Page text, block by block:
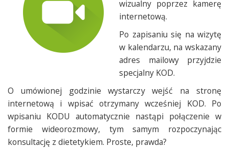
wizualny poprzez kamerę
internetową.
Po zapisaniu się na wizytę
w kalendarzu, na wskazany
adres mailowy przyjdzie
specjalny KOD.
O umówionej godzinie wystarczy wejść na stronę
internetową i wpisać otrzymany wcześniej KOD. Po
wpisaniu KODU automatycznie nastąpi połączenie w
formie wideorozmowy, tym samym rozpoczynając
konsultację z dietetykiem. Proste, prawda?